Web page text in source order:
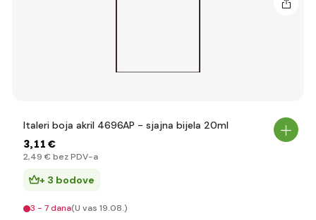
Italeri boja akril 4696AP - sjajna bijela 20ml
3,11 €
2,49 € bez PDV-a
+ 3 bodove
3 - 7 dana(U vas 19.08.)